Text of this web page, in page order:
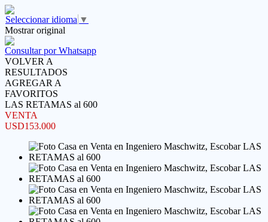
Seleccionar idioma ▼
Mostrar original
Consultar por Whatsapp
VOLVER A
RESULTADOS
AGREGAR A
FAVORITOS
LAS RETAMAS al 600
VENTA
USD153.000